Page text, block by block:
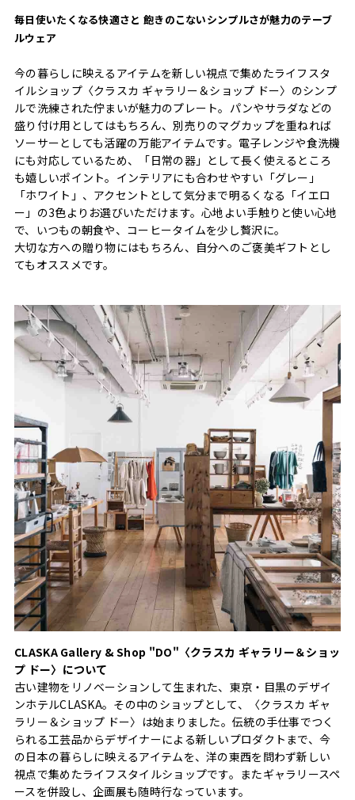
毎日使いたくなる快適さと 飽きのこないシンプルさが魅力のテーブ
ルウェア
今の暮らしに映えるアイテムを新しい視点で集めたライフスタ
イルショップ〈クラスカ ギャラリー＆ショップ ドー〉のシンプ
ルで洗練された佇まいが魅力のプレート。パンやサラダなどの
盛り付け用としてはもちろん、別売りのマグカップを重ねれば
ソーサーとしても活躍の万能アイテムです。電子レンジや食洗機
にも対応しているため、「日常の器」として長く使えるところ
も嬉しいポイント。インテリアにも合わせやすい「グレー」
「ホワイト」、アクセントとして気分まで明るくなる「イエロ
ー」の3色よりお選びいただけます。心地よい手触りと使い心地
で、いつもの朝食や、コーヒータイムを少し贅沢に。
大切な方への贈り物にはもちろん、自分へのご褒美ギフトとし
てもオススメです。
CLASKA Gallery & Shop "DO"〈クラスカ ギャラリー＆ショッ
プ ドー〉について
古い建物をリノベーションして生まれた、東京・目黒のデザイ
ンホテルCLASKA。その中のショップとして、〈クラスカ ギャ
ラリー＆ショップ ドー〉は始まりました。伝統の手仕事でつく
られる工芸品からデザイナーによる新しいプロダクトまで、今
の日本の暮らしに映えるアイテムを、洋の東西を問わず新しい
視点で集めたライフスタイルショップです。またギャラリースペ
ースを併設し、企画展も随時行なっています。